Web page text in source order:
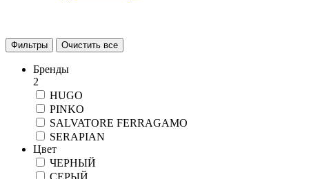
Фильтры Очистить все
Бренды
2
HUGO
PINKO
SALVATORE FERRAGAMO
SERAPIAN
Цвет
ЧЕРНЫЙ
СЕРЫЙ